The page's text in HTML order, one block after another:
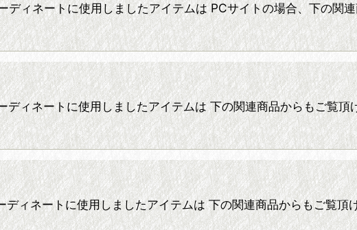
ートに使用しましたアイテムは PCサイトの場合、下の関連
ートに使用しましたアイテムは 下の関連商品からもご覧頂
ートに使用しましたアイテムは 下の関連商品からもご覧頂